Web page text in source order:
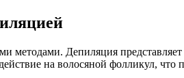
Депиляция
на волосяной фолликул,